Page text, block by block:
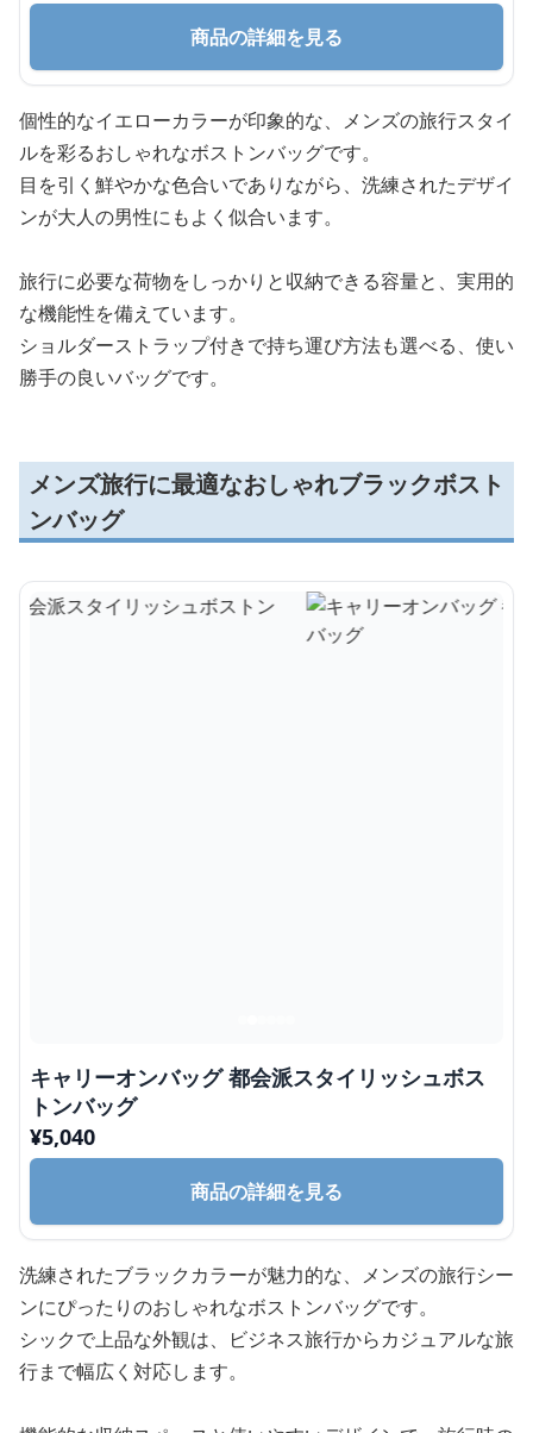
商品の詳細を見る
個性的なイエローカラーが印象的な、メンズの旅行スタイ
ルを彩るおしゃれなボストンバッグです。
目を引く鮮やかな色合いでありながら、洗練されたデザイ
ンが大人の男性にもよく似合います。
旅行に必要な荷物をしっかりと収納できる容量と、実用的
な機能性を備えています。
ショルダーストラップ付きで持ち運び方法も選べる、使い
勝手の良いバッグです。
メンズ旅行に最適なおしゃれブラックボスト
ンバッグ
キャリーオンバッグ 都会派スタイリッシュボス
トンバッグ
¥5,040
商品の詳細を見る
洗練されたブラックカラーが魅力的な、メンズの旅行シー
ンにぴったりのおしゃれなボストンバッグです。
シックで上品な外観は、ビジネス旅行からカジュアルな旅
行まで幅広く対応します。